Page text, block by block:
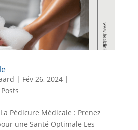
| Fév 26, 2024|
Posts
Pédicure Médicale : Prenez
une Santé Optimale Les